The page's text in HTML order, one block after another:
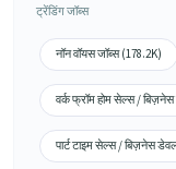
ट्रेंडिंग जॉब्स
नॉन वॉयस जॉब्स (178.2K)
वर्क फ्रॉम होम सेल्स /
पार्ट टाइम सेल्स / बिज़नेस